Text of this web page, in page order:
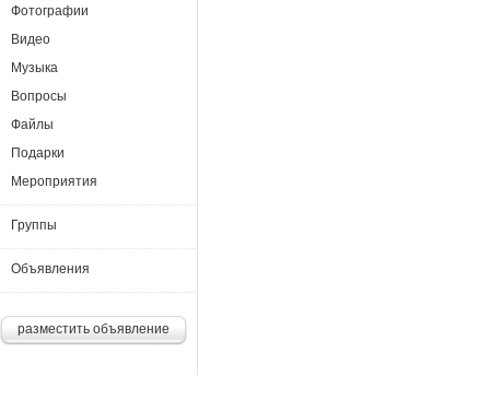
Фотографии
Видео
Музыка
Вопросы
Файлы
Подарки
Мероприятия
Группы
Объявления
разместить объявление